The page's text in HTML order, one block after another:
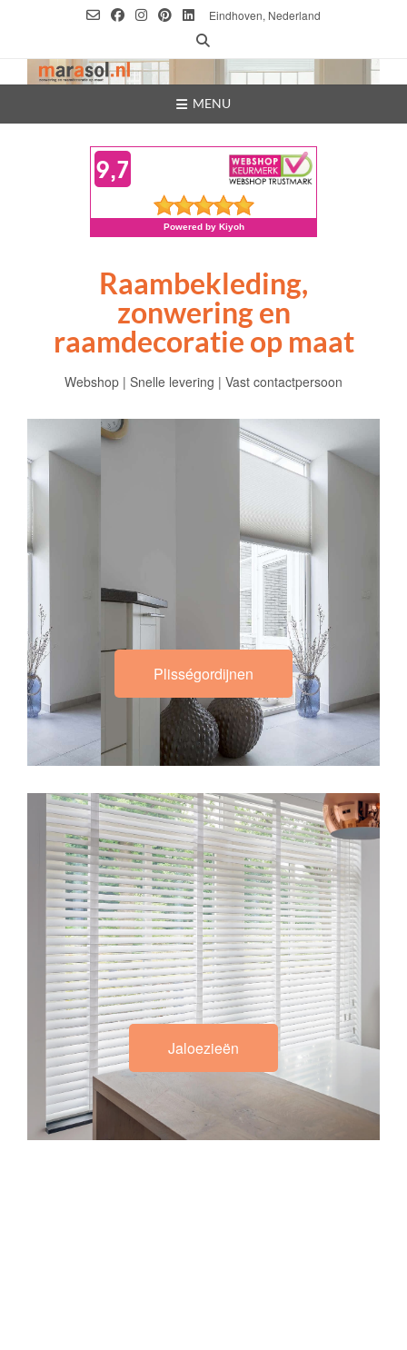
Eindhoven, Nederland
MENU
Raambekleding,
zonwering en
raamdecoratie op maat
Webshop | Snelle levering | Vast contactpersoon
Plisségordijnen
Jaloezieën